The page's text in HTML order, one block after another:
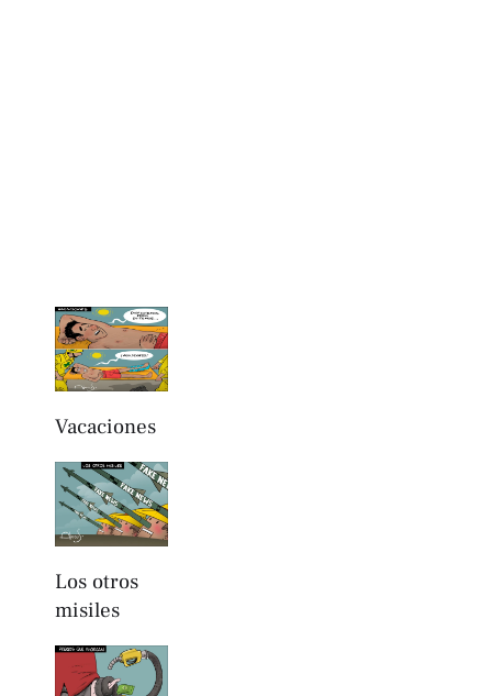
Vacaciones
Los otros
misiles